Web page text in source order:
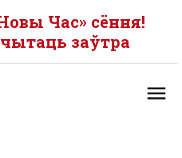
Час» сёння!
заўтра